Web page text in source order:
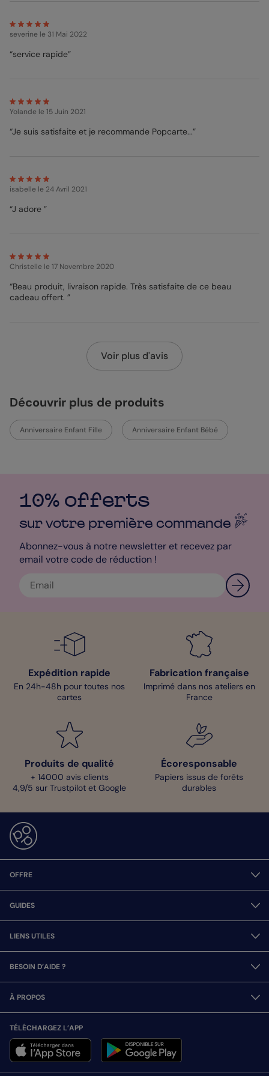
severine le 31 Mai 2022
“service rapide”
Yolande le 15 Juin 2021
“Je suis satisfaite et je recommande Popcarte...”
isabelle le 24 Avril 2021
“J adore ”
Christelle le 17 Novembre 2020
“Beau produit, livraison rapide. Très satisfaite de ce beau
cadeau offert. ”
Voir plus d'avis
Découvrir plus de produits
Anniversaire Enfant Fille Anniversaire Enfant Bébé
10% offerts
sur votre première commande
Abonnez-vous à notre newsletter et recevez par
email votre code de réduction !
Expédition rapide
En 24h-48h pour toutes nos
cartes
Fabrication française
Imprimé dans nos ateliers en
France
Produits de qualité
+ 14000 avis clients
4,9/5 sur Trustpilot et Google
Écoresponsable
Papiers issus de forêts
durables
OFFRE
GUIDES
LIENS UTILES
BESOIN D’AIDE ?
À PROPOS
TÉLÉCHARGEZ L’APP